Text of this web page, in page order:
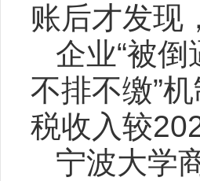
账后才发现
企业“被
不排不缴”
税收入较
宁波大学